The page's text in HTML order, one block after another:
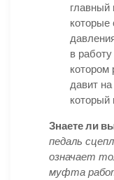
в
давит
который
Знаете ли
педаль
означает
муфта